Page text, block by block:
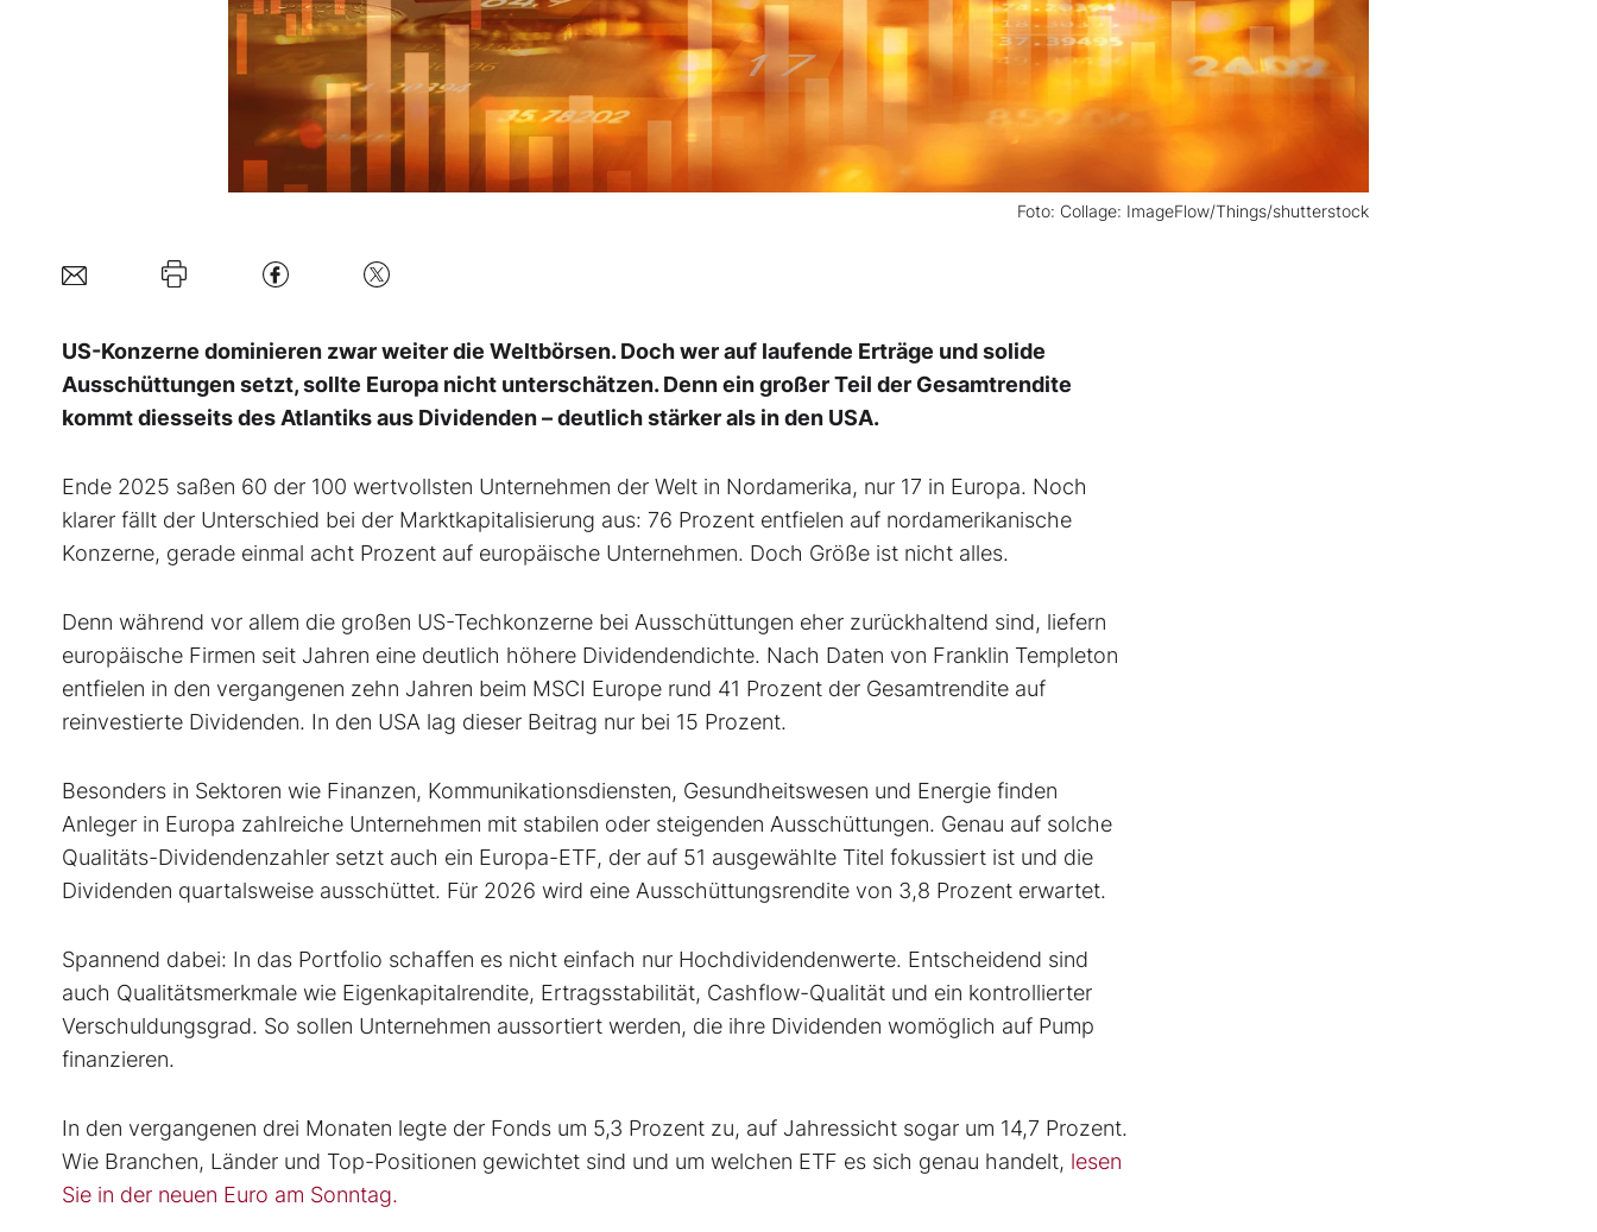
Foto: Collage: ImageFlow/Things/shutterstock
US-Konzerne dominieren zwar weiter die Weltbörsen. Doch wer auf laufende Erträge und solide
Ausschüttungen setzt, sollte Europa nicht unterschätzen. Denn ein großer Teil der Gesamtrendite
kommt diesseits des Atlantiks aus Dividenden – deutlich stärker als in den USA.
Ende 2025 saßen 60 der 100 wertvollsten Unternehmen der Welt in Nordamerika, nur 17 in Europa. Noch
klarer fällt der Unterschied bei der Marktkapitalisierung aus: 76 Prozent entfielen auf nordamerikanische
Konzerne, gerade einmal acht Prozent auf europäische Unternehmen. Doch Größe ist nicht alles.
Denn während vor allem die großen US-Techkonzerne bei Ausschüttungen eher zurückhaltend sind, liefern
europäische Firmen seit Jahren eine deutlich höhere Dividendendichte. Nach Daten von Franklin Templeton
entfielen in den vergangenen zehn Jahren beim MSCI Europe rund 41 Prozent der Gesamtrendite auf
reinvestierte Dividenden. In den USA lag dieser Beitrag nur bei 15 Prozent.
Besonders in Sektoren wie Finanzen, Kommunikationsdiensten, Gesundheitswesen und Energie finden
Anleger in Europa zahlreiche Unternehmen mit stabilen oder steigenden Ausschüttungen. Genau auf solche
Qualitäts-Dividendenzahler setzt auch ein Europa-ETF, der auf 51 ausgewählte Titel fokussiert ist und die
Dividenden quartalsweise ausschüttet. Für 2026 wird eine Ausschüttungsrendite von 3,8 Prozent erwartet.
Spannend dabei: In das Portfolio schaffen es nicht einfach nur Hochdividendenwerte. Entscheidend sind
auch Qualitätsmerkmale wie Eigenkapitalrendite, Ertragsstabilität, Cashflow-Qualität und ein kontrollierter
Verschuldungsgrad. So sollen Unternehmen aussortiert werden, die ihre Dividenden womöglich auf Pump
finanzieren.
In den vergangenen drei Monaten legte der Fonds um 5,3 Prozent zu, auf Jahressicht sogar um 14,7 Prozent.
Wie Branchen, Länder und Top-Positionen gewichtet sind und um welchen ETF es sich genau handelt, lesen
Sie in der neuen Euro am Sonntag.